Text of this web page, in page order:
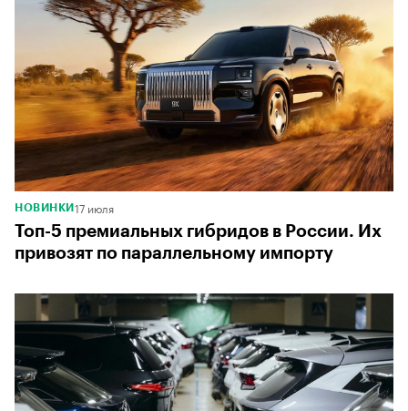
НОВИНКИ 17 июля
Топ-5 премиальных гибридов в России. Их
привозят по параллельному импорту